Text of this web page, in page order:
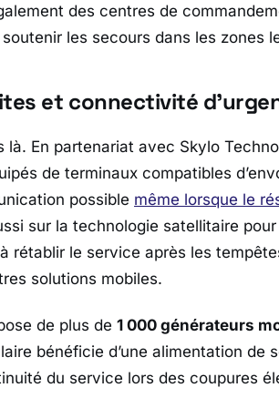
des centres de
les secours dans les zones
et connectivité
là. En partenariat avec Skylo
de terminaux compatibles
possible même lorsque le
sur la technologie satellitaire
rétablir le service après les
solutions mobiles.
de plus de 1 000 générateurs
bénéficie d’une alimentation de
du service lors des coupures